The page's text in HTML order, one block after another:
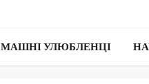
УЛЮБЛЕНЦІ